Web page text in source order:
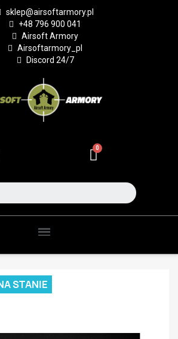
sklep@airsoftarmory.pl
+48 796 900 041
Airsoft Armory
Airsoftarmory_pl
Discord 24/7
STANIE